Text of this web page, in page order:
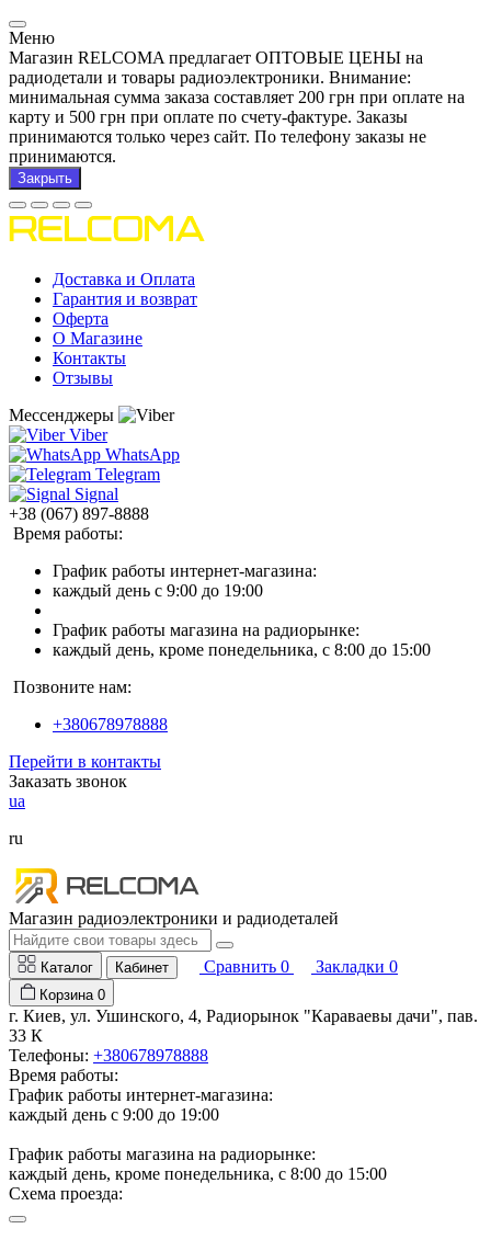
Меню
Магазин RELCOMA предлагает ОПТОВЫЕ ЦЕНЫ на
радиодетали и товары радиоэлектроники. Внимание:
минимальная сумма заказа составляет 200 грн при оплате на
карту и 500 грн при оплате по счету-фактуре. Заказы
принимаются только через сайт. По телефону заказы не
принимаются.
Закрыть
Доставка и Оплата
Гарантия и возврат
Оферта
О Магазине
Контакты
Отзывы
Мессенджеры
Viber
WhatsApp
Telegram
Signal
+38 (067) 897-8888
Время работы:
График работы интернет-магазина:
каждый день с 9:00 до 19:00
График работы магазина на радиорынке:
каждый день, кроме понедельника, с 8:00 до 15:00
Позвоните нам:
+380678978888
Перейти в контакты
Заказать звонок
ua
ru
Магазин радиоэлектроники и радиодеталей
Каталог Кабинет Сравнить 0 Закладки 0
Корзина 0
г. Киев, ул. Ушинского, 4, Радиорынок "Караваевы дачи", пав.
33 К
Телефоны: +380678978888
Время работы:
График работы интернет-магазина:
каждый день с 9:00 до 19:00
График работы магазина на радиорынке:
каждый день, кроме понедельника, с 8:00 до 15:00
Схема проезда: